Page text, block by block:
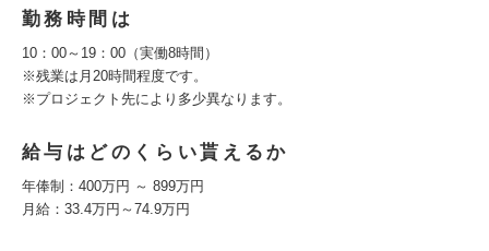
勤務時間は
10：00～19：00（実働8時間）
※残業は月20時間程度です。
※プロジェクト先により多少異なります。
給与はどのくらい貰えるか
年俸制：400万円 ～ 899万円
月給：33.4万円～74.9万円